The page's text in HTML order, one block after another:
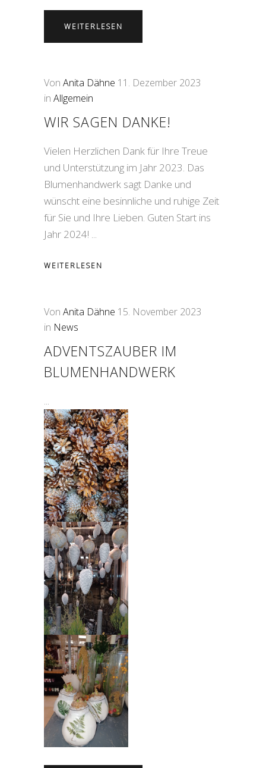
WEITERLESEN
Von Anita Dähne 11. Dezember 2023
in Allgemein
WIR SAGEN DANKE!
Vielen Herzlichen Dank für Ihre Treue
und Unterstützung im Jahr 2023. Das
Blumenhandwerk sagt Danke und
wünscht eine besinnliche und ruhige Zeit
für Sie und Ihre Lieben. Guten Start ins
Jahr 2024!
WEITERLESEN
Von Anita Dähne 15. November 2023
in News
ADVENTSZAUBER IM
BLUMENHANDWERK